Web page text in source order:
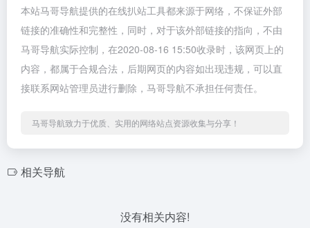
本站马哥导航提供的在线扒站工具都来源于网络，不保证外部
链接的准确性和完整性，同时，对于该外部链接的指向，不由
马哥导航实际控制，在2020-08-16 15:50收录时，该网页上的
内容，都属于合规合法，后期网页的内容如出现违规，可以直
接联系网站管理员进行删除，马哥导航不承担任何责任。
马哥导航致力于优质、实用的网络站点资源收集与分享！
相关导航
没有相关内容!